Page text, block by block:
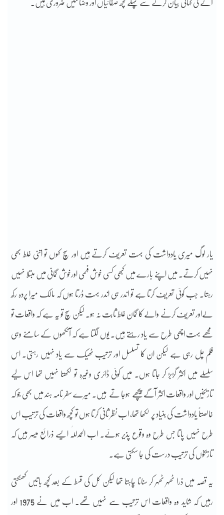
آگے کی کہانی بیان کرنے سے پہلے کچھ صفائیاں اور وضاحتیں ضروری ہیں۔
یار لوگ میری یادداشت کی بہت تعریف کرتے ہیں اور سچ کہوں تو اتنی غلط بھی
نہیں کرتے۔ میں اپنے بارے میں کبھی کسی خوش فہمی اورخوش گمانی میں مبتلا نہیں
رہتا۔ جب کوئی تعریف کرتا ہے تو اندر ہی اندر بہت ڈرتا ہوں کہ مالک میرا پردہ رکھ
لےاور تعریف کرنے والے کا گمان غلط ثابت نہ ہو۔ لیکن سچ تو یہ ہے کہ واقعات تو
مجھے بہت اچھی طرح سے یاد رہتے ہیں۔ یوں لگتا ہے کہ آنکھوں کے سامنے وہی
فلم چل رہی ہے لیکن ان کا تسلسل اور ترتیب ٹھیک سے یاد نہیں رہتی۔ اس
سلسلے میں اکثر گڑبڑ کر جاتا ہوں۔ میں کوئی ڈائری وغیرہ تو لکھتا نہیں تھا اس لیے
تاریخیں اور واقعات اکثر آگے پیچھے ہوجا تے ہیں۔ میرے سفر نامہ ہند میں بھی جو کہ
خالصتاً یادداشت کی بنیاد پر لکھا تھا، اب نظر ثانی کرتا ہوں تو کچھ واقعات کی ترتیب اس
طرح نہیں پاتا جس طرح وہ وقوع پذیر ہوئے۔ اب الحمدللّٰہ ایسے ذرائع میسر ہیں کہ
تاریخوں کی ترتیب درست کی جا سکتی ہے۔
یہ قصّہ میں ذرا ٹھہر ٹھہر کر سنانا چاہتا تھا لیکن کل کی قسط کے بعد کچھ باتیں کھٹکتی
رہیں کہ شاید وہ واقعات اس ترتیب سے نہیں تھے۔ اب میں نے 1975 اور